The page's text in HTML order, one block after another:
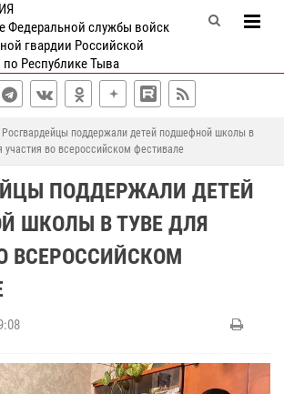
Федеральной службы войск
гвардии Российской
Республике Тыва
Росгвардейцы поддержали детей подшефной школы в
участия во всероссийском фестивале
ПОДДЕРЖАЛИ ДЕТЕЙ
ШКОЛЫ В ТУВЕ ДЛЯ
ВСЕРОССИЙСКОМ